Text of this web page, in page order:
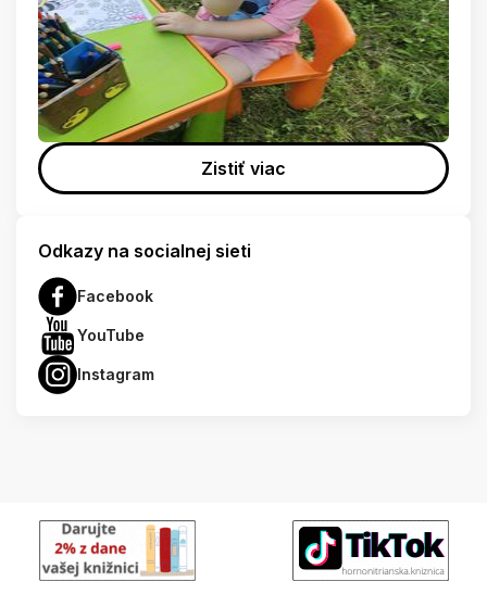
Zistiť viac
Odkazy na socialnej sieti
Facebook
YouTube
Instagram